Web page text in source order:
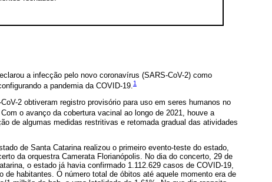
a infecção pelo novo coronavírus (SARS-CoV-2) como
a pandemia da COVID-19.1
2 obtiveram registro provisório para uso em seres humanos no
Com o avanço da cobertura vacinal ao longo de 2021, houve a
de algumas medidas restritivas e retomada gradual das atividades
de Santa Catarina realizou o primeiro evento-teste do estado,
da orquestra Camerata Florianópolis. No dia do concerto, 29 de
o estado já havia confirmado 1.112.629 casos de COVID-19,
habitantes. O número total de óbitos até aquele momento era de